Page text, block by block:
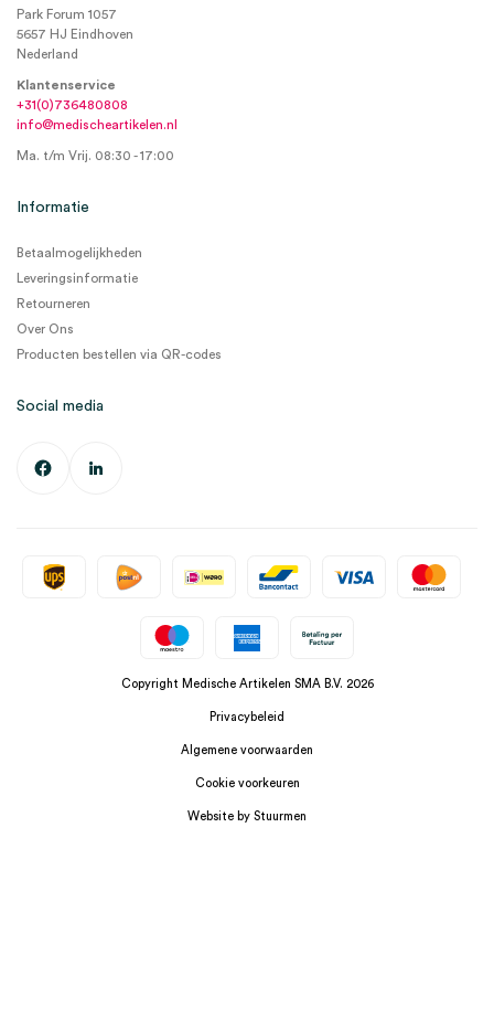
Park Forum 1057
5657 HJ Eindhoven
Nederland
Klantenservice
+31(0)736480808
info@medischeartikelen.nl
Ma. t/m Vrij. 08:30 - 17:00
Informatie
Betaalmogelijkheden
Leveringsinformatie
Retourneren
Over Ons
Producten bestellen via QR-codes
Social media
Copyright Medische Artikelen SMA B.V. 2026
Privacybeleid
Algemene voorwaarden
Cookie voorkeuren
Website by Stuurmen